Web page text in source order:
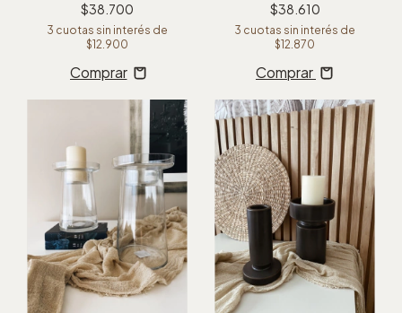
$38.700
3 cuotas sin interés de
$12.900
$38.610
3 cuotas sin interés de
$12.870
Comprar